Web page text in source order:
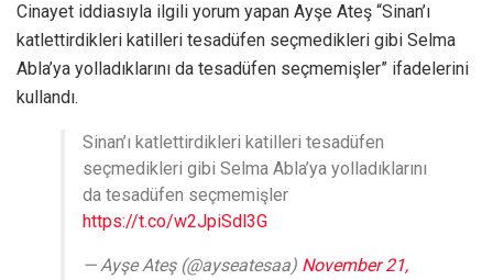
Cinayet iddiasıyla ilgili yorum yapan Ayşe Ateş “Sinan’ı
katlettirdikleri katilleri tesadüfen seçmedikleri gibi Selma
Abla’ya yolladıklarını da tesadüfen seçmemişler” ifadelerini
kullandı.
Sinan’ı katlettirdikleri katilleri tesadüfen
seçmedikleri gibi Selma Abla’ya yolladıklarını
da tesadüfen seçmemişler
https://t.co/w2JpiSdl3G
— Ayşe Ateş (@ayseatesaa) November 21,